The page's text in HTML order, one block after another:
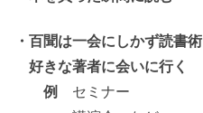
・百聞は一会にしかず読書術
好きな著者に会いに行く
例
セミナー